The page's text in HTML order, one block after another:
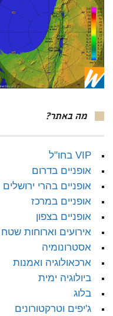
מה באתר?
VIP בחו"ל
אופניים בדרום
אופניים בהרי
אופניים במרכז
אופניים בצפון
אירועים וארוחות שטח
אסטרונומיה
ארכאולוגיה ואמנות
ביולוגיה ימית
בלוג
ג'יפים וטרקטורונים